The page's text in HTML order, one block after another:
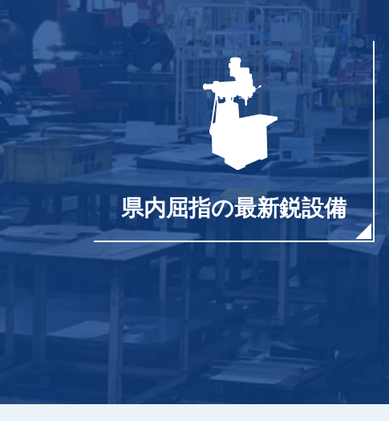
県内屈指の最新鋭設備